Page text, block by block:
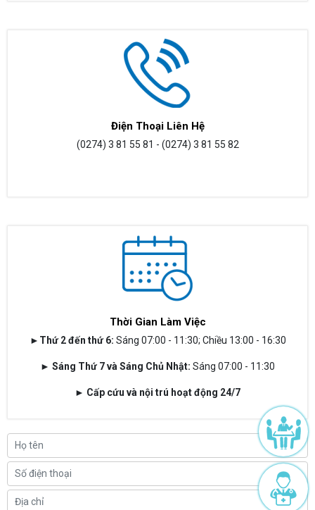
Điện Thoại Liên Hệ
(0274) 3 81 55 81 - (0274) 3 81 55 82
Thời Gian Làm Việc
►Thứ 2 đến thứ 6: Sáng 07:00 - 11:30; Chiều 13:00 - 16:30
► Sáng Thứ 7 và Sáng Chủ Nhật: Sáng 07:00 - 11:30
► Cấp cứu và nội trú hoạt động 24/7